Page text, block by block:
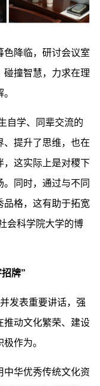
降临，研讨会议室
碰撞智慧，力求在理
学、同辈交流的
、提升了思维，也在
，这实际上是对稷下
同时，通过与不同
品格，这有助于拓宽
会科学院大学的博
牌”
发表重要讲话，强
推动文化繁荣、建设
作为。
华优秀传统文化资